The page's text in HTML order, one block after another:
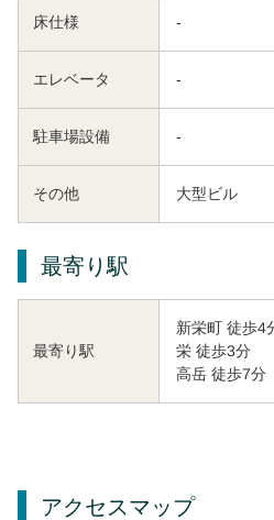
床仕様 -
エレベータ -
駐車場設備 -
その他 大型ビル
最寄り駅
最寄り駅
新栄町 徒歩4
栄 徒歩3分
高岳 徒歩7分
アクセスマップ